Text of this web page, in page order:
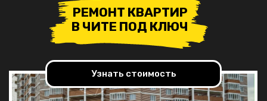
РЕМОНТ КВАРТИР
В ЧИТЕ ПОД КЛЮЧ
Узнать стоимость